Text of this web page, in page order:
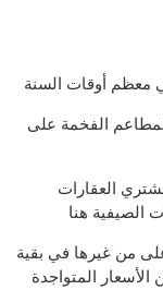
أوقات السنة
الفخمة على
العقارات
الصيفية هنا
من غيرها في بقية
المتواجدة